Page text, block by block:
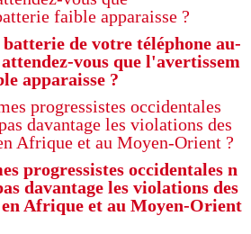
de votre téléphone au-
vous que l'avertissem
apparaisse ?
progressistes occidentales n
davantage les violations des
Afrique et au Moyen-Orient